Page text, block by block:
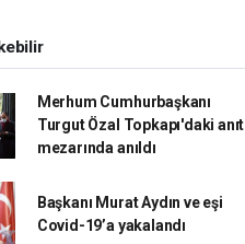
Merhum Cumhurbaşkanı
Turgut Özal Topkapı'daki anıt
mezarında anıldı
Başkanı Murat Aydın ve eşi
Covid-19’a yakalandı